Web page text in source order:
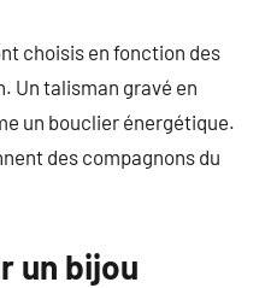
choisis en fonction des
Un talisman gravé en
un bouclier énergétique.
des compagnons du
un bijou